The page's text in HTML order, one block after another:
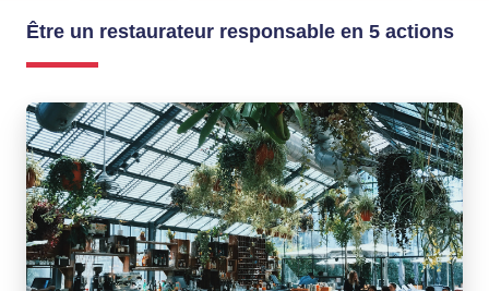
Être un restaurateur responsable en 5 actions